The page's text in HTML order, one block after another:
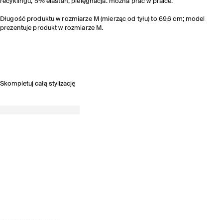
Długość produktu w rozmiarze M (mierząc od tyłu) to 69,6 cm; model
prezentuje produkt w rozmiarze M.
Skompletuj całą stylizację